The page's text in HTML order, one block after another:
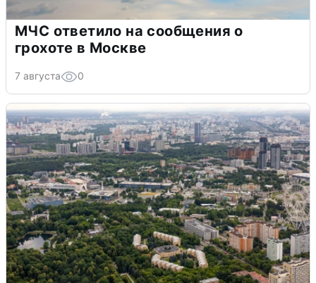
МЧС ответило на сообщения о
грохоте в Москве
7 августа 0